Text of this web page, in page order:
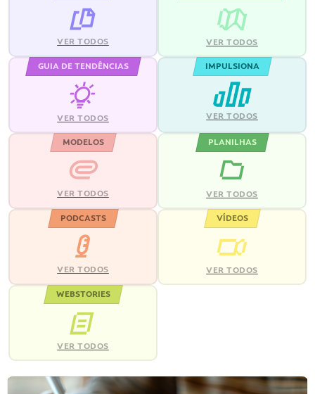
VER TODOS VER TODOS
GUIA DE TENDÊNCIAS
VER TODOS
IMPULSIONA
VER TODOS
MODELOS
VER TODOS
PLANILHAS
VER TODOS
PODCASTS
VER TODOS
VÍDEOS
VER TODOS
WEBSTORIES
VER TODOS